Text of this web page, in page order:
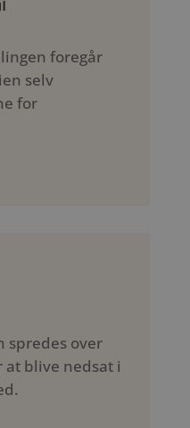
foregår
selv
for
spredes over
at blive nedsat i